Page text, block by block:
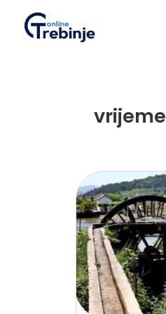
vrijeme